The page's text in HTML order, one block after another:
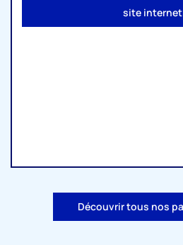
site internet
Découvrir tous nos